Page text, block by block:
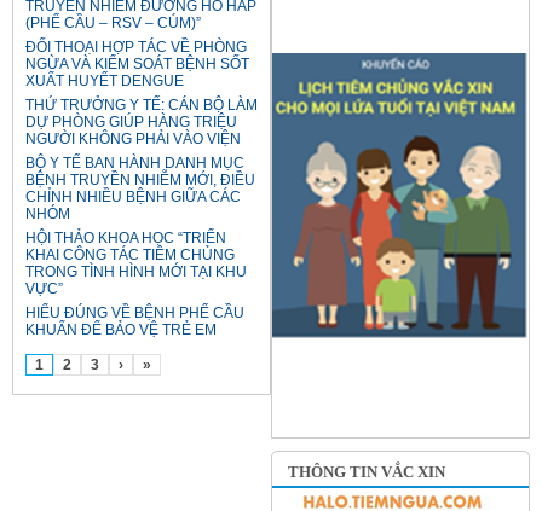
TRUYỀN NHIỄM ĐƯỜNG HÔ HẤP
(PHẾ CẦU – RSV – CÚM)”
ĐỐI THOẠI HỢP TÁC VỀ PHÒNG
NGỪA VÀ KIỂM SOÁT BỆNH SỐT
XUẤT HUYẾT DENGUE
THỨ TRƯỞNG Y TẾ: CÁN BỘ LÀM
DỰ PHÒNG GIÚP HÀNG TRIỆU
NGƯỜI KHÔNG PHẢI VÀO VIỆN
BỘ Y TẾ BAN HÀNH DANH MỤC
BỆNH TRUYỀN NHIỄM MỚI, ĐIỀU
CHỈNH NHIỀU BỆNH GIỮA CÁC
NHÓM
HỘI THẢO KHOA HỌC “TRIỂN
KHAI CÔNG TÁC TIÊM CHỦNG
TRONG TÌNH HÌNH MỚI TẠI KHU
VỰC”
HIỂU ĐÚNG VỀ BỆNH PHẾ CẦU
KHUẨN ĐỂ BẢO VỆ TRẺ EM
1 2 3 › »
THÔNG TIN VẮC XIN